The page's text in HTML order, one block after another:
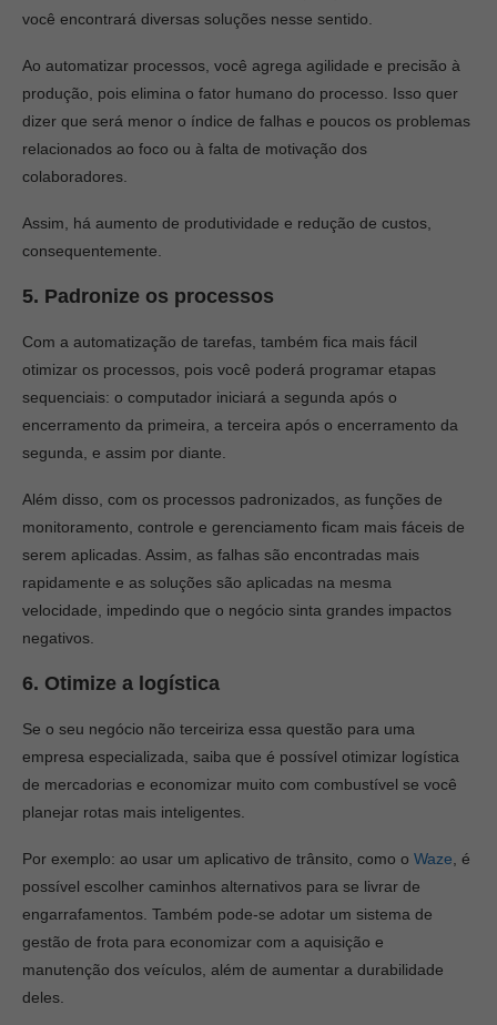
você encontrará diversas soluções nesse sentido.
Ao automatizar processos, você agrega agilidade e precisão à
produção, pois elimina o fator humano do processo. Isso quer
dizer que será menor o índice de falhas e poucos os problemas
relacionados ao foco ou à falta de motivação dos
colaboradores.
Assim, há aumento de produtividade e redução de custos,
consequentemente.
5. Padronize os processos
Com a automatização de tarefas, também fica mais fácil
otimizar os processos, pois você poderá programar etapas
sequenciais: o computador iniciará a segunda após o
encerramento da primeira, a terceira após o encerramento da
segunda, e assim por diante.
Além disso, com os processos padronizados, as funções de
monitoramento, controle e gerenciamento ficam mais fáceis de
serem aplicadas. Assim, as falhas são encontradas mais
rapidamente e as soluções são aplicadas na mesma
velocidade, impedindo que o negócio sinta grandes impactos
negativos.
6. Otimize a logística
Se o seu negócio não terceiriza essa questão para uma
empresa especializada, saiba que é possível otimizar logística
de mercadorias e economizar muito com combustível se você
planejar rotas mais inteligentes.
Por exemplo: ao usar um aplicativo de trânsito, como o Waze , é
possível escolher caminhos alternativos para se livrar de
engarrafamentos. Também pode-se adotar um sistema de
gestão de frota para economizar com a aquisição e
manutenção dos veículos, além de aumentar a durabilidade
deles.